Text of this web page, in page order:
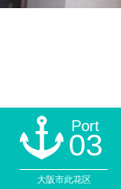
Port
03
大阪市此花区